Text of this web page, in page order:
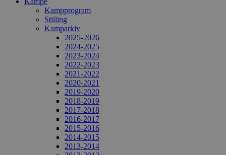
Kampprogram
Stilling
Kamparkiv
2025-2026
2024-2025
2023-2024
2022-2023
2021-2022
2020-2021
2019-2020
2018-2019
2017-2018
2016-2017
2015-2016
2014-2015
2013-2014